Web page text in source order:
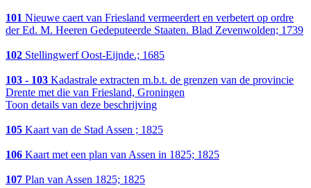
101 Nieuwe caert van Friesland vermeerdert en verbetert op ordre
der Ed. M. Heeren Gedeputeerde Staaten. Blad Zevenwolden; 1739
102 Stellingwerf Oost-Eijnde.; 1685
103 - 103 Kadastrale extracten m.b.t. de grenzen van de provincie
Drente met die van Friesland, Groningen
Toon details van deze beschrijving
105 Kaart van de Stad Assen ; 1825
106 Kaart met een plan van Assen in 1825; 1825
107 Plan van Assen 1825; 1825